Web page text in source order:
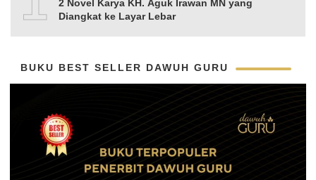
2 Novel Karya KH. Aguk Irawan MN yang
Diangkat ke Layar Lebar
BUKU BEST SELLER DAWUH GURU